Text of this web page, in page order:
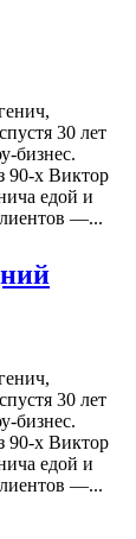
30 лет
бизнес.
90-х Виктор
едой и
—...
30 лет
бизнес.
90-х Виктор
едой и
—...